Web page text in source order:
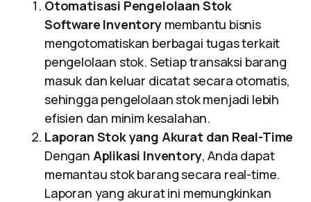
Otomatisasi Pengelolaan Stok
Software Inventorymembantu bisnis
mengotomatiskan berbagai tugas terkait
pengelolaan stok. Setiap transaksi barang
masuk dan keluar dicatat secara otomatis,
sehingga pengelolaan stok menjadi lebih
efisien dan minim kesalahan.
Laporan Stok yang Akurat dan Real-Time
Dengan Aplikasi Inventory, Anda dapat
memantau stok barang secara real-time.
Laporan yang akurat ini memungkinkan